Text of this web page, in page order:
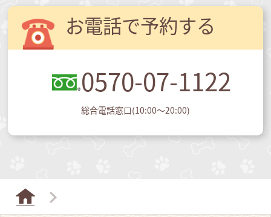
お電話で予約する
0570-07-1122
総合電話窓口(10:00～20:00)